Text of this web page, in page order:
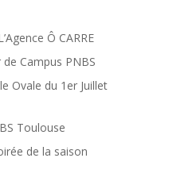
Ô CARRE
de Campus PNBS
Ovale du 1er Juillet
Toulouse
de la saison